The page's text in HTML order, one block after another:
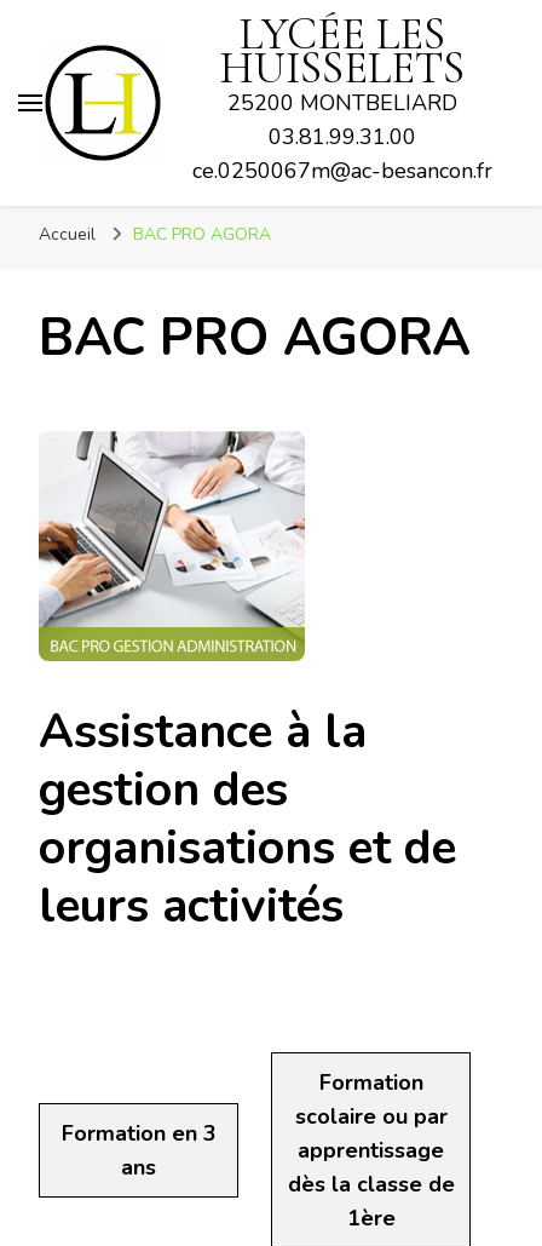
LYCÉE LES
HUISSELETS
25200 MONTBELIARD
03.81.99.31.00
ce.0250067m@ac-besancon.fr
Accueil BAC PRO AGORA
BAC PRO AGORA
Assistance à la
gestion des
organisations et de
leurs activités
Formation en 3
ans
Formation
scolaire ou par
apprentissage
dès la classe de
1ère